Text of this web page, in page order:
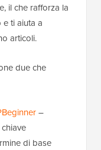
il che rafforza la
ti aiuta a
articoli.
due che
–
di base